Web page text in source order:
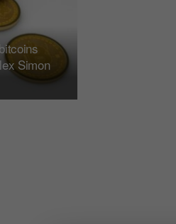
Simon